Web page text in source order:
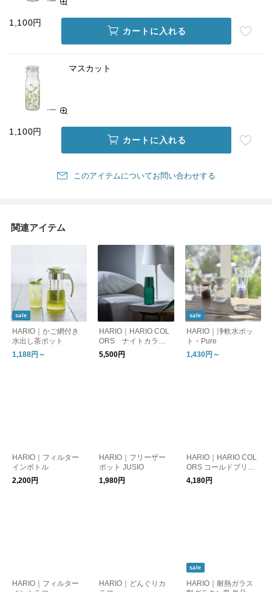
1,100円
カートに入れる
マスカット
1,100円
カートに入れる
このアイテムについてお問い合わせする
関連アイテム
sale
HARIO｜かご網付き
水出し茶ポット
1,188円～
HARIO｜HARIO COL
ORS ナイトカラフ
ェ
5,500円
sale
HARIO｜浄軟水ポッ
ト・Pure
1,430円～
HARIO｜フィルター
インボトル
2,200円
HARIO｜フリーザー
ポット JUSIO
1,980円
HARIO｜HARIO COL
ORS コールドブリュ
ーピッチャー
4,180円
HARIO｜フィルター
HARIO｜どんぐりカ
sale
HARIO｜耐熱ガラス